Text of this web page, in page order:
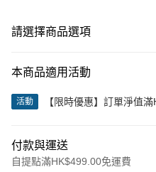
請選擇商品選項
本商品適用活動
活動
【限時優惠】訂單淨值
付款與運送
自提點滿HK$499.00免運費